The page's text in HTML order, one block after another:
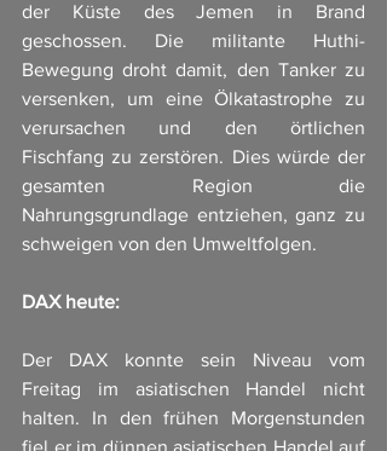
der Küste des Jemen in Brand
geschossen. Die militante Huthi-
Bewegung droht damit, den Tanker zu
versenken, um eine Ölkatastrophe zu
verursachen und den örtlichen
Fischfang zu zerstören. Dies würde der
gesamten Region die
Nahrungsgrundlage entziehen, ganz zu
schweigen von den Umweltfolgen.
DAX heute:
Der DAX konnte sein Niveau vom
Freitag im asiatischen Handel nicht
halten. In den frühen Morgenstunden